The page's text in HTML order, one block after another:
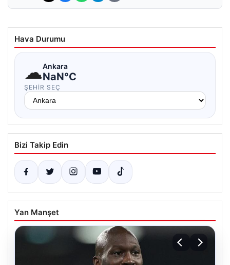
Hava Durumu
☁Ankara
NaN°C
ŞEHIR SEÇ
Bizi Takip Edin
Yan Manşet